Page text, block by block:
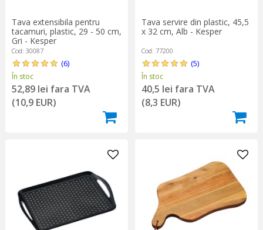
Tava extensibila pentru
tacamuri, plastic, 29 - 50 cm,
Gri - Kesper
Cod: 30087
(6)
În stoc
52,89 lei fara TVA
(10,9 EUR)
Tava servire din plastic, 45,5
x 32 cm, Alb - Kesper
Cod: 77200
(5)
În stoc
40,5 lei fara TVA
(8,3 EUR)